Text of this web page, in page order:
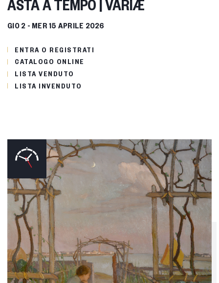
ASTA A TEMPO | VARIÆ
GIO2 - MER15 APRILE 2026
ENTRA O REGISTRATI
CATALOGO ONLINE
LISTA VENDUTO
LISTA INVENDUTO